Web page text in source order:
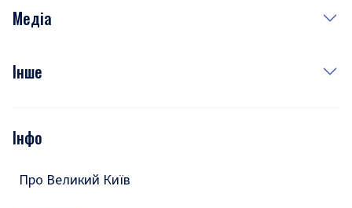
Рецепти
Медіа
Фото
Подкасти
Інше
Тести
Інфо
Про Великий Київ